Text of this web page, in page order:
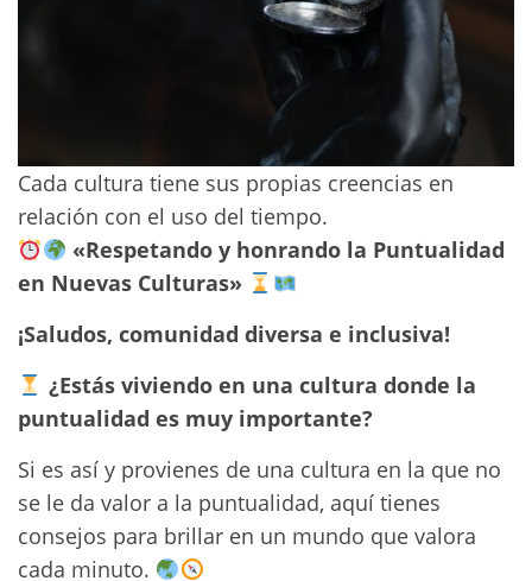
Cada cultura tiene sus propias creencias en
relación con el uso del tiempo.
«Respetando y honrando la Puntualidad
en Nuevas Culturas»
¡Saludos, comunidad diversa e inclusiva!
¿Estás viviendo en una cultura donde la
puntualidad es muy importante?
Si es así y provienes de una cultura en la que no
se le da valor a la puntualidad, aquí tienes
consejos para brillar en un mundo que valora
cada minuto.